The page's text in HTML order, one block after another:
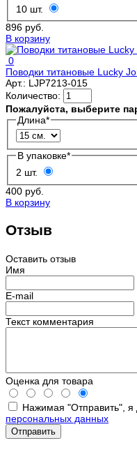
10 шт.
896 руб.
В корзину
0
Поводки титановые Lucky
Арт.: LJP7213-015
Количество:
Пожалуйста, выберите
Длина*
В упаковке*
2 шт.
400 руб.
В корзину
Отзыв
Оставить отзыв
Имя
E-mail
Текст комментария
Оценка для товара
Нажимая "Отправить", я
персональных данных